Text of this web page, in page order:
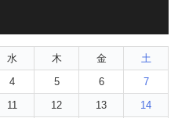
水 木 金
土
4 5 6
7
11 12 13
14